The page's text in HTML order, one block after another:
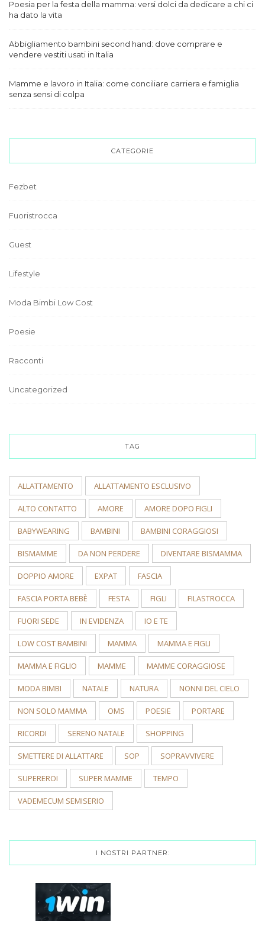
Poesia per la festa della mamma: versi dolci da dedicare a chi ci
ha dato la vita
Abbigliamento bambini second hand: dove comprare e
vendere vestiti usati in Italia
Mamme e lavoro in Italia: come conciliare carriera e famiglia
senza sensi di colpa
CATEGORIE
Fezbet
Fuoristrocca
Guest
Lifestyle
Moda Bimbi Low Cost
Poesie
Racconti
Uncategorized
TAG
ALLATTAMENTO ALLATTAMENTO ESCLUSIVO
ALTO CONTATTO AMORE AMORE DOPO FIGLI
BABYWEARING BAMBINI BAMBINI CORAGGIOSI
BISMAMME DA NON PERDERE DIVENTARE BISMAMMA
DOPPIO AMORE EXPAT FASCIA
FASCIA PORTA BEBÈ FESTA FIGLI FILASTROCCA
FUORI SEDE IN EVIDENZA IO E TE
LOW COST BAMBINI MAMMA MAMMA E FIGLI
MAMMA E FIGLIO MAMME MAMME CORAGGIOSE
MODA BIMBI NATALE NATURA NONNI DEL CIELO
NON SOLO MAMMA OMS POESIE PORTARE
RICORDI SERENO NATALE SHOPPING
SMETTERE DI ALLATTARE SOP SOPRAVVIVERE
SUPEREROI SUPER MAMME TEMPO
VADEMECUM SEMISERIO
I NOSTRI PARTNER: